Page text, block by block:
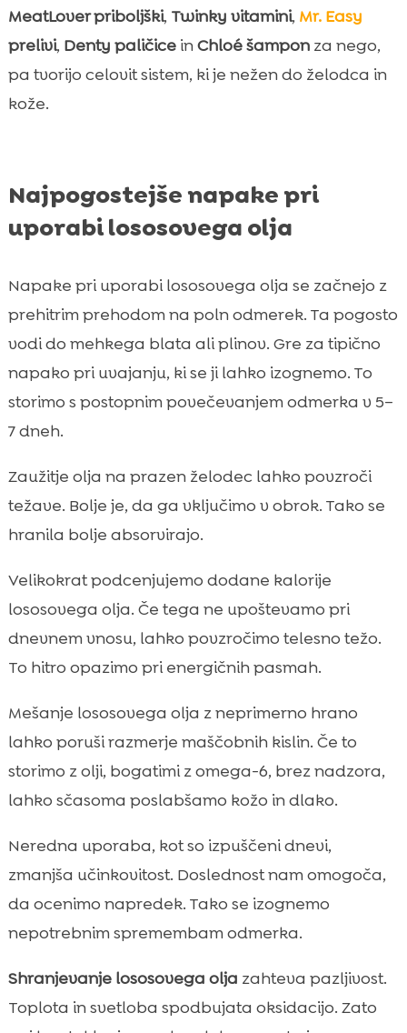
MeatLover priboljški, Twinky vitamini, Mr. Easy
prelivi, Denty paličiceinChloé šamponza nego,
pa tvorijo celovit sistem, ki je nežen do želodca in
kože.
Najpogostejše napake pri
uporabi lososovega olja
Napake pri uporabi lososovega olja se začnejo z
prehitrim prehodom na poln odmerek. Ta pogosto
vodi do mehkega blata ali plinov. Gre za tipično
napako pri uvajanju, ki se ji lahko izognemo. To
storimo s postopnim povečevanjem odmerka v 5–
7 dneh.
Zaužitje olja na prazen želodec lahko povzroči
težave. Bolje je, da ga vključimo v obrok. Tako se
hranila bolje absorvirajo.
Velikokrat podcenjujemo dodane kalorije
lososovega olja. Če tega ne upoštevamo pri
dnevnem vnosu, lahko povzročimo telesno težo.
To hitro opazimo pri energičnih pasmah.
Mešanje lososovega olja z neprimerno hrano
lahko poruši razmerje maščobnih kislin. Če to
storimo z olji, bogatimi z omega-6, brez nadzora,
lahko sčasoma poslabšamo kožo in dlako.
Neredna uporaba, kot so izpuščeni dnevi,
zmanjša učinkovitost. Doslednost nam omogoča,
da ocenimo napredek. Tako se izognemo
nepotrebnim spremembam odmerka.
Shranjevanje lososovega olja zahteva pazljivost.
Toplota in svetloba spodbujata oksidacijo. Zato